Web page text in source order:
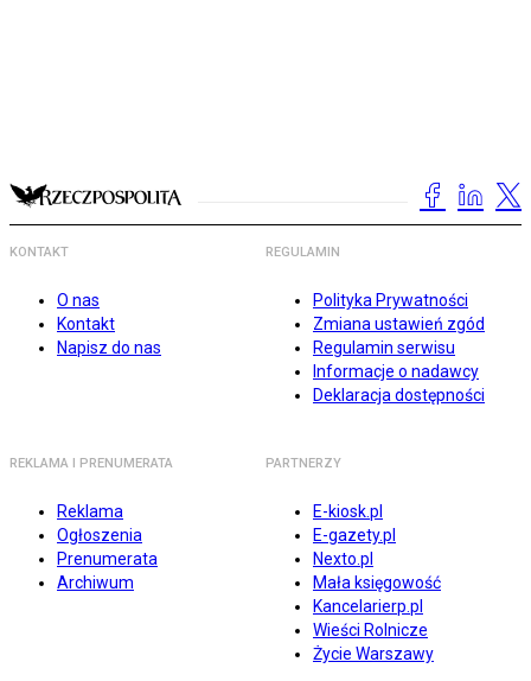
KONTAKT
O nas
Kontakt
Napisz do nas
REGULAMIN
Polityka Prywatności
Zmiana ustawień zgód
Regulamin serwisu
Informacje o nadawcy
Deklaracja dostępności
REKLAMA I PRENUMERATA
Reklama
Ogłoszenia
Prenumerata
Archiwum
PARTNERZY
E-kiosk.pl
E-gazety.pl
Nexto.pl
Mała księgowość
Kancelarierp.pl
Wieści Rolnicze
Życie Warszawy